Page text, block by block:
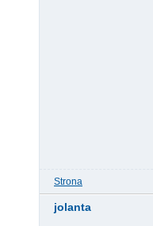
Strona
jolanta